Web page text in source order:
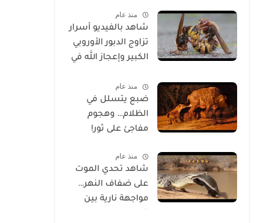
منذ عام
شاهد بالفيديو أسرار
تزاوج الدبور الأوروبي
الكبير وإعجاز الله في
منذ عام
ضبع يتسلل في
الظلام… وهجوم
مفاجئ على ثور!
منذ عام
شاهد تحدي الموت
على ضفاف النهر…
مواجهة نارية بين